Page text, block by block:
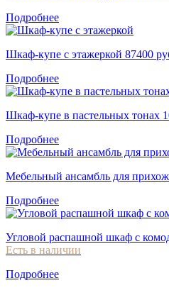
Подробнее
Шкаф-купе с этажеркой 87400
Подробнее
Шкаф-купе в пастельных тонах
Подробнее
Мебельный ансамбль для
Подробнее
Угловой распашной шкаф с
Есть в наличии
Подробнее